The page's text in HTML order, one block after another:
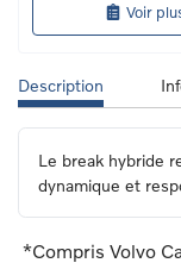
Voir
Description
Le break hybride
dynamique et
*Compris Volvo